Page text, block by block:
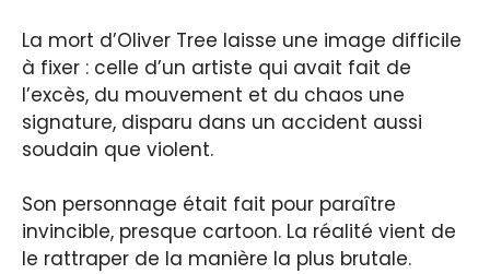
La mort d’Oliver Tree laisse une image difficile
à fixer : celle d’un artiste qui avait fait de
l’excès, du mouvement et du chaos une
signature, disparu dans un accident aussi
soudain que violent.
Son personnage était fait pour paraître
invincible, presque cartoon. La réalité vient de
le rattraper de la manière la plus brutale.